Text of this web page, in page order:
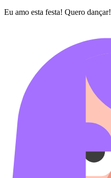
Eu amo esta festa! Quero dançar!